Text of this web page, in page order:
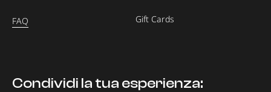
FAQ Gift Cards
Condividi la tua esperienza: